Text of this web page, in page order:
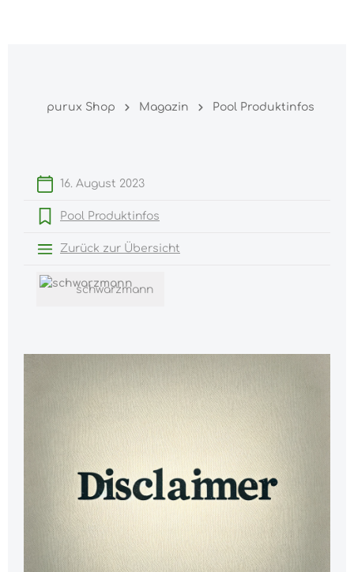
purux Shop Magazin Pool Produktinfos
16. August 2023
Pool Produktinfos
Zurück zur Übersicht
schwarzmann